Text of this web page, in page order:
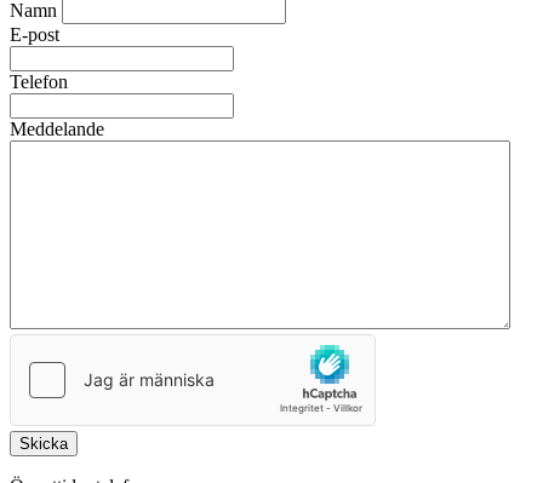
Namn
E-post
Telefon
Meddelande
Skicka